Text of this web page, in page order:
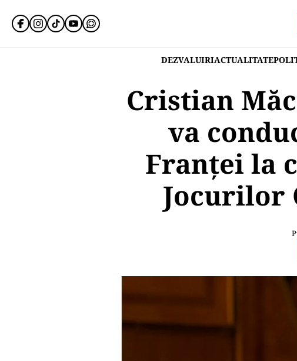
DEZVALUIRIACTUALITATE
Cristian
va
Franței la
Jocurilor